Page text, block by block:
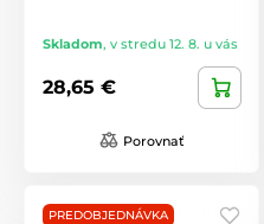
Skladom, v stredu 12. 8. u vás
28,65 €
Porovnať
PREDOBJEDNÁVKA